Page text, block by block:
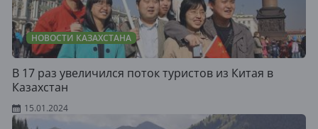
НОВОСТИ КАЗАХСТАНА
В 17 раз увеличился поток туристов из Китая в
Казахстан
15.01.2024